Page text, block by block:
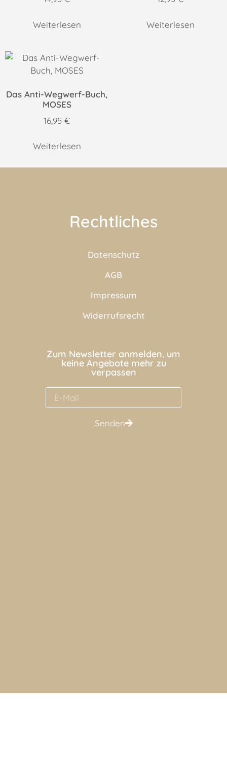
Weiterlesen Weiterlesen
Das Anti-Wegwerf-Buch,
MOSES
16,95 €
Weiterlesen
Rechtliches
Datenschutz
AGB
Impressum
Widerrufsrecht
Zum Newsletter anmelden, um
keine Angebote mehr zu
verpassen
Senden